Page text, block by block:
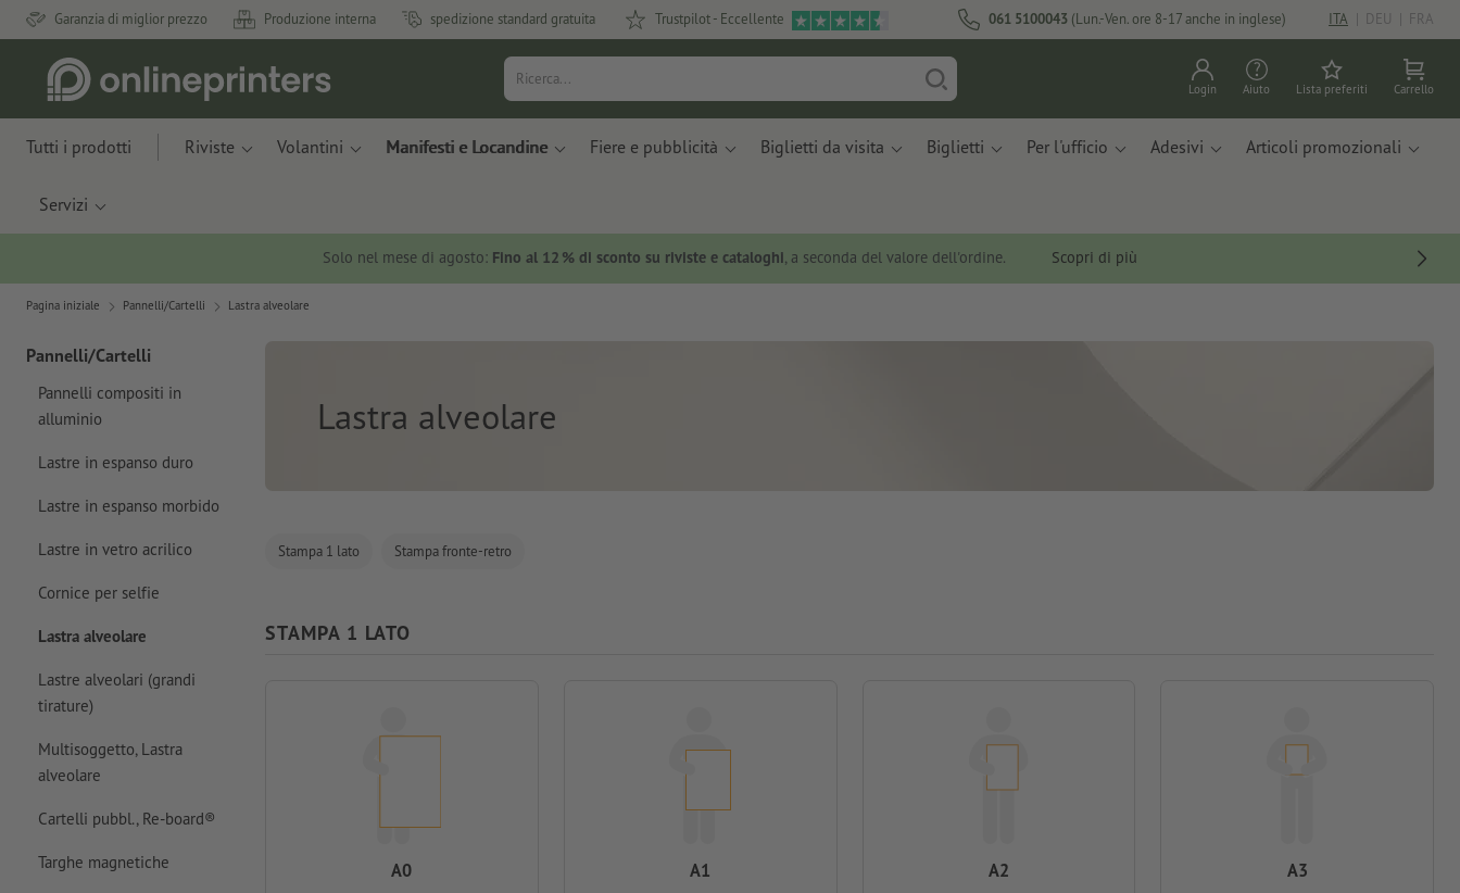
Garanzia di miglior prezzo Produzione interna spedizione standard gratuita Trustpilot - Eccellente 061 5100043 (Lun.-Ven. ore 8-17 anche in inglese) ITA | DEU | FRA
Login Aiuto Lista preferiti Carrello
Tutti i prodotti Riviste Volantini Manifesti e Locandine Fiere e pubblicità Biglietti da visita Biglietti Per l'ufficio Adesivi Articoli promozionali
Servizi
Solo nel mese di agosto: Fino al 12 % di sconto su riviste e cataloghi, a seconda del valore dell'ordine. Scopri di più
Pagina iniziale Pannelli/Cartelli Lastra alveolare
Pannelli/Cartelli
Pannelli compositi in
alluminio
Lastre in espanso duro
Lastre in espanso morbido
Lastre in vetro acrilico
Cornice per selfie
Lastra alveolare
Lastre alveolari (grandi
tirature)
Multisoggetto, Lastra
alveolare
Cartelli pubbl., Re-board®
Targhe magnetiche
Lastra alveolare
Stampa 1 lato Stampa fronte-retro
STAMPA 1 LATO
A0 A1 A2 A3